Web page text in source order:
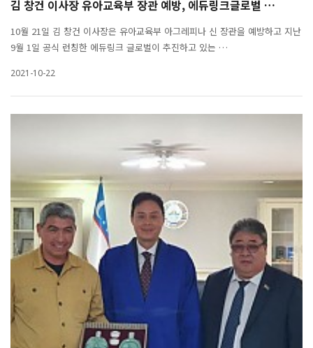
김 창건 이사장 유아교육부 장관 예방, 에듀링크글로벌 …
10월 21일 김 창건 이사장은 유아교육부 아그레피나 신 장관을 예방하고 지난
9월 1일 공식 런칭한 에듀링크 글로벌이 추진하고 있는 …
2021-10-22